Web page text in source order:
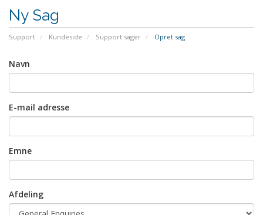
Ny Sag
Support Kundeside Support sager Opret sag
Navn
E-mail adresse
Emne
Afdeling